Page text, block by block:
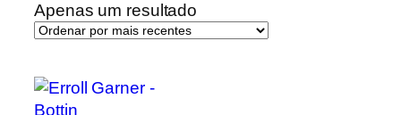
Apenas um resultado